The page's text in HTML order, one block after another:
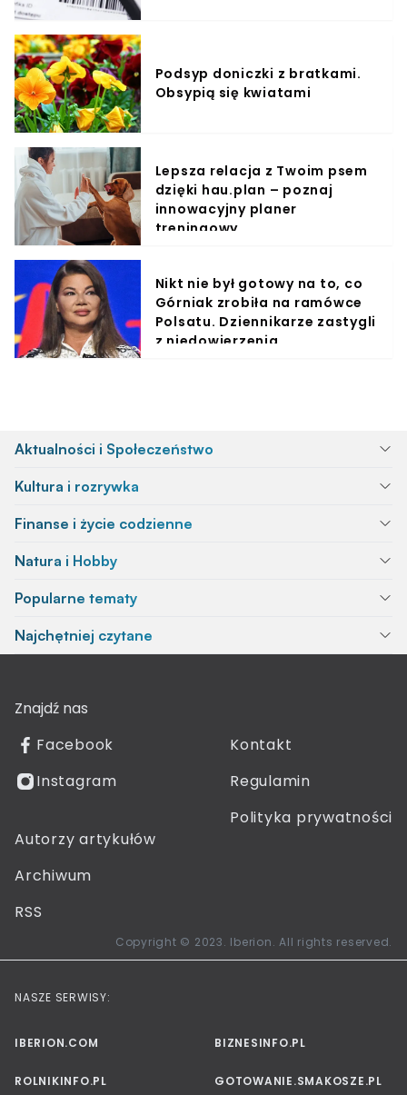
Podsyp doniczki z bratkami.
Obsypią się kwiatami
Lepsza relacja z Twoim psem
dzięki hau.plan – poznaj
innowacyjny planer
treningowy
Nikt nie był gotowy na to, co
Górniak zrobiła na ramówce
Polsatu. Dziennikarze zastygli
z niedowierzenia
Aktualności i Społeczeństwo
Kultura i rozrywka
Finanse i życie codzienne
Natura i Hobby
Popularne tematy
Najchętniej czytane
Znajdź nas
Facebook
Instagram
Kontakt
Regulamin
Polityka prywatności
Autorzy artykułów
Archiwum
RSS
Copyright © 2023. Iberion. All rights reserved.
NASZE SERWISY:
IBERION.COM BIZNESINFO.PL
ROLNIKINFO.PL GOTOWANIE.SMAKOSZE.PL